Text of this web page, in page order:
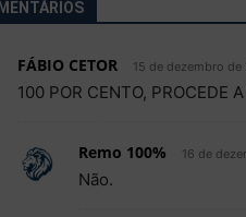
FÁBIO CETOR 15 de dezembro
100 POR CENTO, PROCEDE
Remo 100% 16 de
Não.